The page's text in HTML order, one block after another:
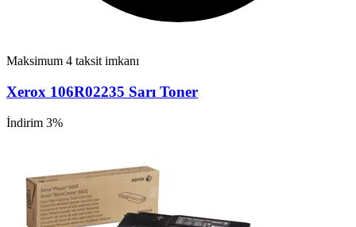
Maksimum 4 taksit imkanı
Xerox 106R02235 Sarı Toner
İndirim 3%